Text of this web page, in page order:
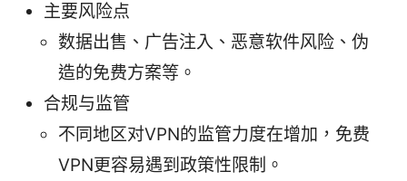
主要风险点
数据出售、广告注入、恶意软件风险、伪
造的免费方案等。
合规与监管
不同地区对VPN的监管力度在增加，免费
VPN更容易遇到政策性限制。